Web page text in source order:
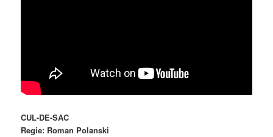
CUL-DE-SAC
Regie: Roman Polanski